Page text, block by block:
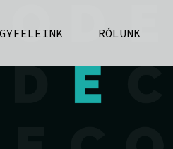
RÓLUNK